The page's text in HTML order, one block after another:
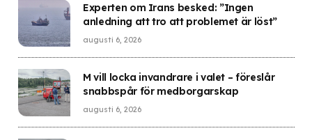
Experten om Irans besked: ”Ingen
anledning att tro att problemet är löst”
augusti 6, 2026
M vill locka invandrare i valet – föreslår
snabbspår för medborgarskap
augusti 6, 2026